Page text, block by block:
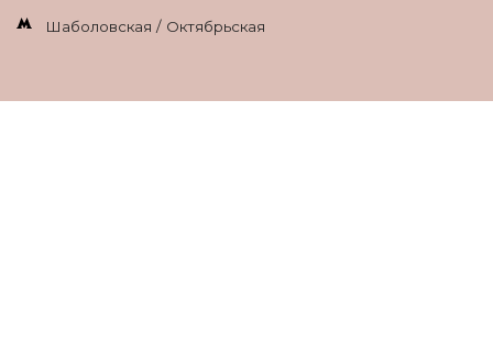
Шаболовская / Октябрьская